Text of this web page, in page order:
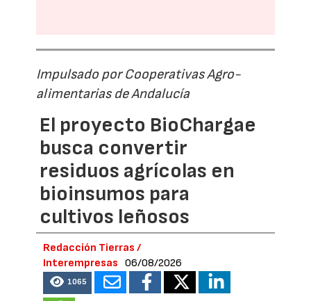
Impulsado por Cooperativas Agro-
alimentarias de Andalucía
El proyecto BioChargae
busca convertir
residuos agrícolas en
bioinsumos para
cultivos leñosos
Redacción Tierras /
Interempresas
06/08/2026
1065